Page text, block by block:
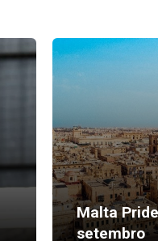
Malta
setembro